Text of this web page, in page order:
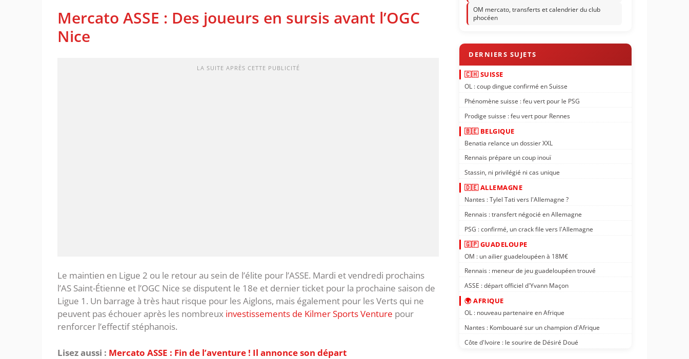
Mercato ASSE : Des joueurs en sursis avant l’OGC
Nice
LA SUITE APRÈS CETTE PUBLICITÉ
Le maintien en Ligue 2 ou le retour au sein de l’élite pour l’ASSE. Mardi et vendredi prochains
l’AS Saint-Étienne et l’OGC Nice se disputent le 18e et dernier ticket pour la prochaine saison de
Ligue 1. Un barrage à très haut risque pour les Aiglons, mais également pour les Verts qui ne
peuvent pas échouer après les nombreux investissements de Kilmer Sports Venture pour
renforcer l’effectif stéphanois.
Lisez aussi : ‎Mercato ASSE : Fin de l’aventure ! Il annonce son départ
OM mercato, transferts et calendrier du club
phocéen
🇨🇭 SUISSE
OL : coup dingue confirmé en Suisse
Phénomène suisse : feu vert pour le PSG
Prodige suisse : feu vert pour Rennes
🇧🇪 BELGIQUE
Benatia relance un dossier XXL
Rennais prépare un coup inouï
Stassin, ni privilégié ni cas unique
🇩🇪 ALLEMAGNE
Nantes : Tylel Tati vers l'Allemagne ?
Rennais : transfert négocié en Allemagne
PSG : confirmé, un crack file vers l'Allemagne
🇬🇵 GUADELOUPE
OM : un ailier guadeloupéen à 18M€
Rennais : meneur de jeu guadeloupéen trouvé
ASSE : départ officiel d'Yvann Maçon
🌍 AFRIQUE
OL : nouveau partenaire en Afrique
Nantes : Kombouaré sur un champion d'Afrique
Côte d'Ivoire : le sourire de Désiré Doué